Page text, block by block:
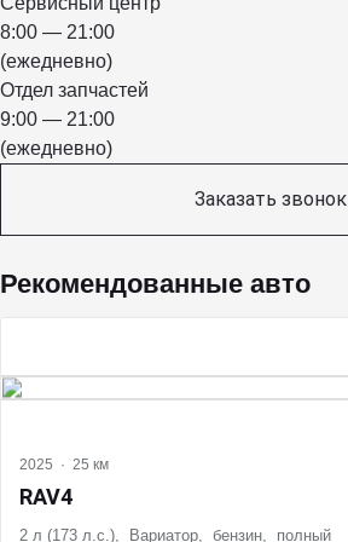
8:00 — 21:00
(ежедневно)
Отдел запчастей
9:00 — 21:00
(ежедневно)
Заказать звонок
Рекомендованные авто
2025 · 25 км
RAV4
2 л (173 л.с.), Вариатор, бензин, полный